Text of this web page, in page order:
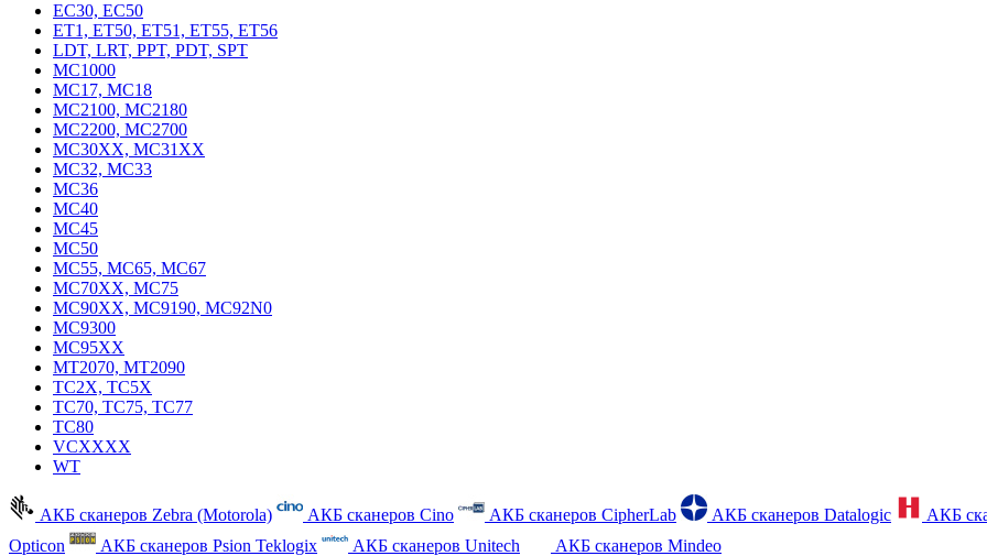
EC30, EC50
ET1, ET50, ET51, ET55, ET56
LDT, LRT, PPT, PDT, SPT
MC1000
MC17, MC18
MC2100, MC2180
MC2200, MC2700
MC30XX, MC31XX
MC32, MC33
MC36
MC40
MC45
MC50
MC55, MC65, MC67
MC70XX, MC75
MC90XX, MC9190, MC92N0
MC9300
MC95XX
MT2070, MT2090
TC2X, TC5X
TC70, TC75, TC77
TC80
VCXXXX
WT
АКБ сканеров Zebra (Motorola) АКБ сканеров Cino АКБ сканеров CipherLab АКБ сканеров Datalogic АКБ
Opticon
АКБ сканеров Psion Teklogix АКБ сканеров Unitech
АКБ сканеров Mindeo